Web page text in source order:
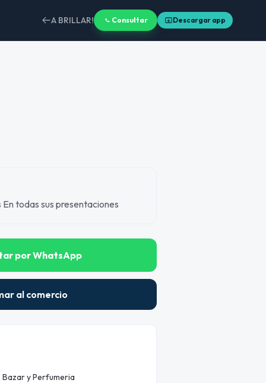
A BRILLAR! Consultar Descargar app
todas sus presentaciones
por WhatsApp
al comercio
y Perfumeria